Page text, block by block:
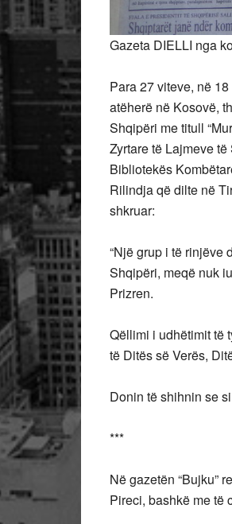
Gazeta DIELLI nga
Para 27 viteve, në
atëherë në Kosovë,
Shqipëri me titull
Zyrtare të Lajmeve
Bibliotekës
Rilindja që dilte në
shkruar:
“Një grup i të rinjëve
Shqipëri, meqë nuk
Prizren.
Qëllimi i udhëtimit të
të Ditës së Verës,
Donin të shihnin se
***
Në gazetën “Bujku”
Pireci, bashkë me